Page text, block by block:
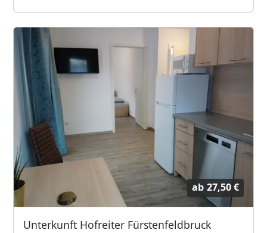
ab 27,50 €
Unterkunft Hofreiter Fürstenfeldbruck